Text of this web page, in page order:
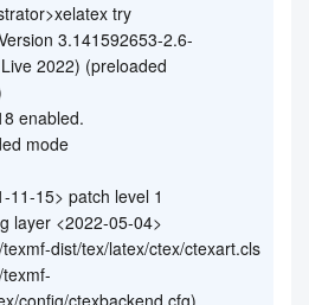
try
3.141592653-2.6-
2022) (preloaded
enabled.
mode
11-15> patch level 1
layer <2022-05-04>
dist/tex/latex/ctex/ctexart.cls